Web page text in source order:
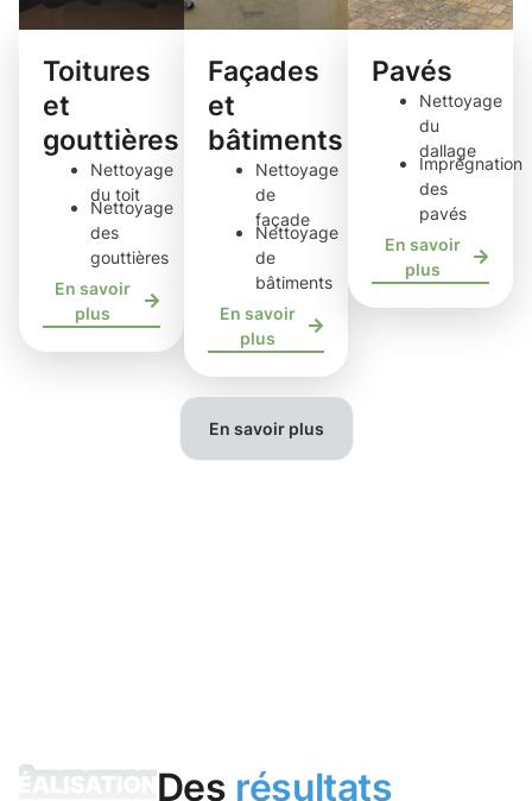
Toitures
et
gouttières
Nettoyage
du toit
Nettoyage
des
gouttières
En savoir
plus
Façades
et
bâtiments
Nettoyage
de
façade
Nettoyage
de
bâtiments
En savoir
plus
Pavés
Nettoyage
du
dallage
Imprégnation
des
pavés
En savoir
plus
En savoir plus
Des résultats